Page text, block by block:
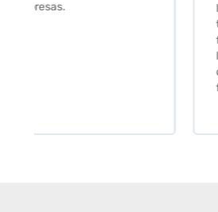
los azulejos. Lo aconsejo a